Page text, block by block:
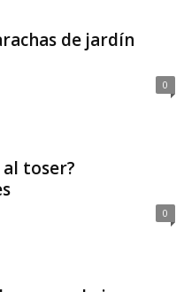
de jardín
0
al toser?
0